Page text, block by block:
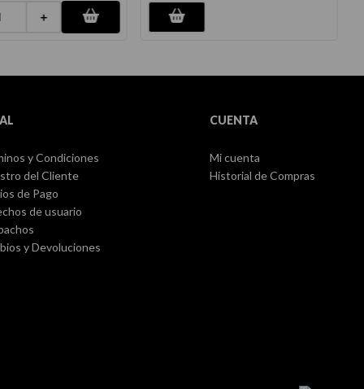
＋
y Condiciones
del Cliente
de Pago
de usuario
y Devoluciones
CUENTA
Mi cuenta
Historial de Compras